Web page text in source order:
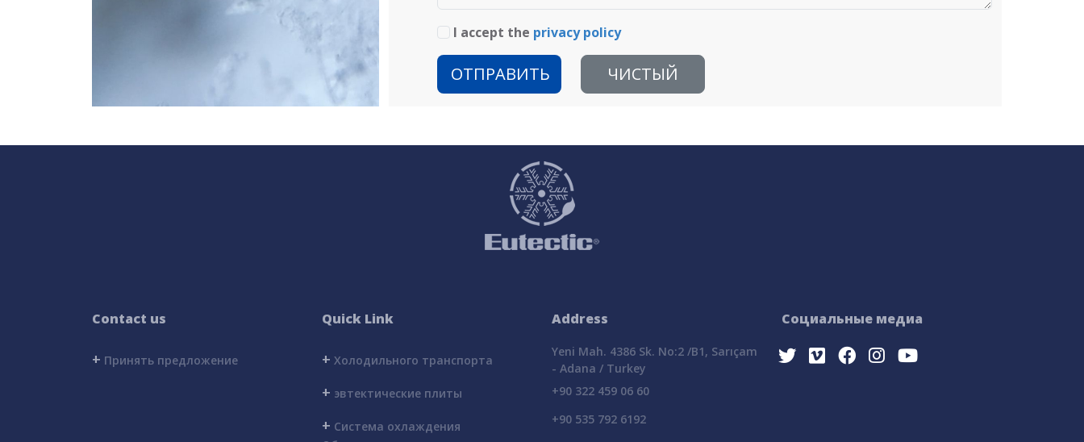
I accept the privacy policy
ОТПРАВИТЬ ЧИСТЫЙ
Contact us
+ Принять предложение
Quick Link
+ Холодильного транспорта
+ эвтектические плиты
+ Система охлаждения
Address
Yeni Mah. 4386 Sk. No:2 /B1, Sarıçam
- Adana / Turkey
+90 322 459 06 60
+90 535 792 6192
Социальные медиа